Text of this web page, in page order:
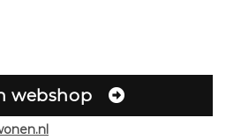
webshop